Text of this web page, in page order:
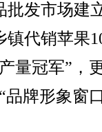
批发市场建
镇代销苹果
量冠军”，
牌形象窗口